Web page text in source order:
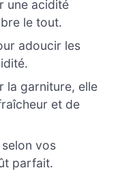
une acidité
le tout.
adoucir les
la garniture, elle
et de
vos
parfait.